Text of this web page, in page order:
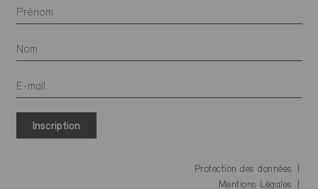
Inscription
Protection des données
Mentions Légales